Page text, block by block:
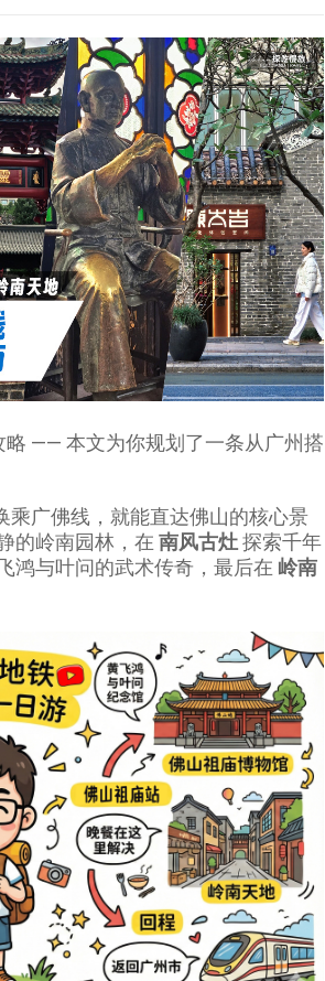
—— 本文为你规划了一条从广州搭
乘广佛线，就能直达佛山的核心景
的岭南园林，在 南风古灶探索千年
鸿与叶问的武术传奇，最后在 岭南